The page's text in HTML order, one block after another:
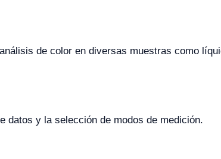
de color en diversas muestras como
datos y la selección de modos de medición.